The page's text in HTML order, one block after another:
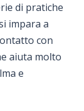
di pratiche
impara a
con
aiuta molto
e